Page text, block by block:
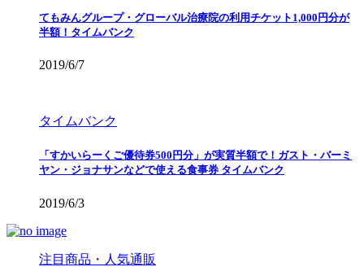
てもみんグループ・グローバル治療院の利用チケット1,000円分が
半額！タイムバンク
2019/6/7
タイムバンク
「すかいらーくご優待券500円分」が実質半額で！ガスト・バーミ
ヤン・ジョナサンなどで使える食事券 タイムバンク
2019/6/3
注目商品・人気通販